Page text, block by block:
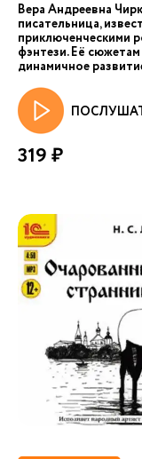
Вера Андреевна
писательница,
приключенческими
фэнтези. Её
динамичное
319 ₽